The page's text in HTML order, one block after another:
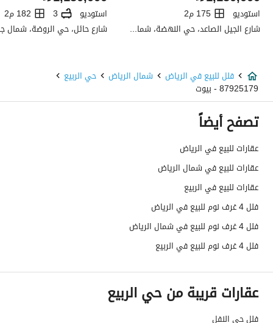
صرف صحي
تفاصيل اضافية
عمر العقار
اكثر من عشر سنوات
عرض الشارع
15
رقم المخطط
رقم صك الملكية
واجهة العقار
حدود واطوال العقار
-
الضمانات والمدة
هل يوجد اي التزام على
العقار ؟
لا
استوديو
175 م2
شارع الجيل الصاعد، حي النهضة، شمال جدة، جدة
استوديو 3 182 م2
فلل للبيع في الرياض شمال الرياض حي الربيع
87925179 - بيوت
تصفح أيضاً
عقارات للبيع في الرياض
عقارات للبيع في شمال الرياض
عقارات للبيع في الربيع
فلل 4 غرف نوم للبيع في الرياض
فلل 4 غرف نوم للبيع في شمال الرياض
فلل 4 غرف نوم للبيع في الربيع
عقارات قريبة من حي الربيع
فلل حي النفل